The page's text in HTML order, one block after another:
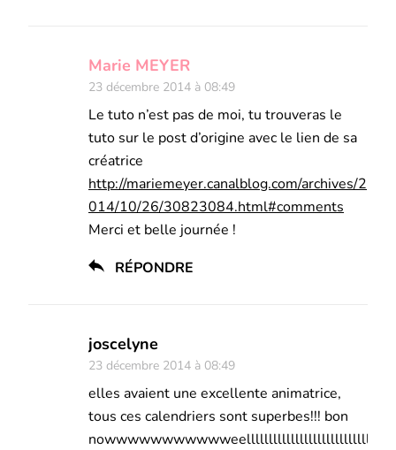
Marie MEYER
23 décembre 2014 à 08:49
Le tuto n’est pas de moi, tu trouveras le
tuto sur le post d’origine avec le lien de sa
créatrice
http://mariemeyer.canalblog.com/archives/2
014/10/26/30823084.html#comments
Merci et belle journée !
RÉPONDRE
joscelyne
23 décembre 2014 à 08:49
elles avaient une excellente animatrice,
tous ces calendriers sont superbes!!! bon
nowwwwwwwwwwweelllllllllllllllllllllllllllll